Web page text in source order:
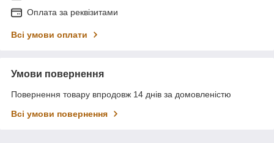
Оплата за реквізитами
Всі умови оплати
Умови повернення
Повернення товару впродовж 14 днів за домовленістю
Всі умови повернення